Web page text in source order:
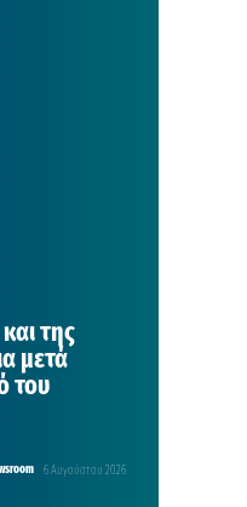
της
μετά
του
6 Αυγούστου 2026